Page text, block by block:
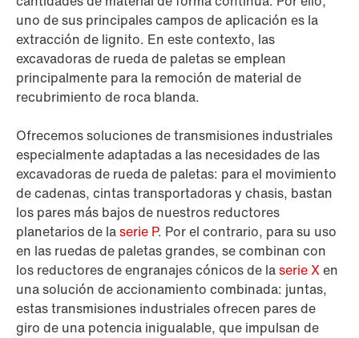
uno de sus principales campos de aplicación es la
extracción de lignito. En este contexto, las
excavadoras de rueda de paletas se emplean
principalmente para la remoción de material de
recubrimiento de roca blanda.
Ofrecemos soluciones de transmisiones industriales
especialmente adaptadas a las necesidades de las
excavadoras de rueda de paletas: para el movimiento
de cadenas, cintas transportadoras y chasis, bastan
los pares más bajos de nuestros reductores
planetarios de laserie P. Por el contrario, para su uso
en las ruedas de paletas grandes, se combinan con
los reductores de engranajes cónicos de laserie Xen
una solución de accionamiento combinada: juntas,
estas transmisiones industriales ofrecen pares de
giro de una potencia inigualable, que impulsan de